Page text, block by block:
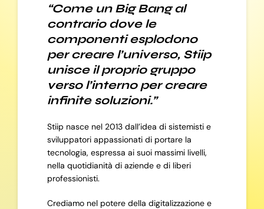
“Come un Big Bang al
contrario dove le
componenti esplodono
per creare l’universo, Stiip
unisce il proprio gruppo
verso l’interno per creare
infinite soluzioni.”
Stiip nasce nel 2013 dall’idea di sistemisti e
sviluppatori appassionati di portare la
tecnologia, espressa ai suoi massimi livelli,
nella quotidianità di aziende e di liberi
professionisti.
Crediamo nel potere della digitalizzazione e